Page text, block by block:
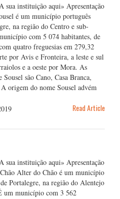
sua instituição aqui» Apresentação
é um município português
na região do Centro e sub-
com 5 074 habitantes, de
quatro freguesias em 279,32
por Avis e Fronteira, a leste e sul
e a oeste por Mora. As
são Cano, Casa Branca,
origem do nome Sousel advém
Read Article
sua instituição aqui» Apresentação
Alter do Chão é um município
Portalegre, na região do Alentejo
um município com 3 562